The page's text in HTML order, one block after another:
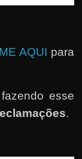
AQUI para
esse
.